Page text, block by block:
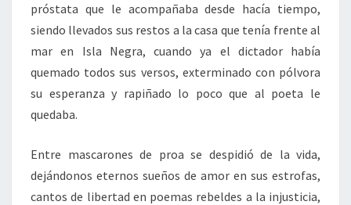
próstata que le acompañaba desde hacía tiempo,
siendo llevados sus restos a la casa que tenía frente al
mar en Isla Negra, cuando ya el dictador había
quemado todos sus versos, exterminado con pólvora
su esperanza y rapiñado lo poco que al poeta le
quedaba.
Entre mascarones de proa se despidió de la vida,
dejándonos eternos sueños de amor en sus estrofas,
cantos de libertad en poemas rebeldes a la injusticia,